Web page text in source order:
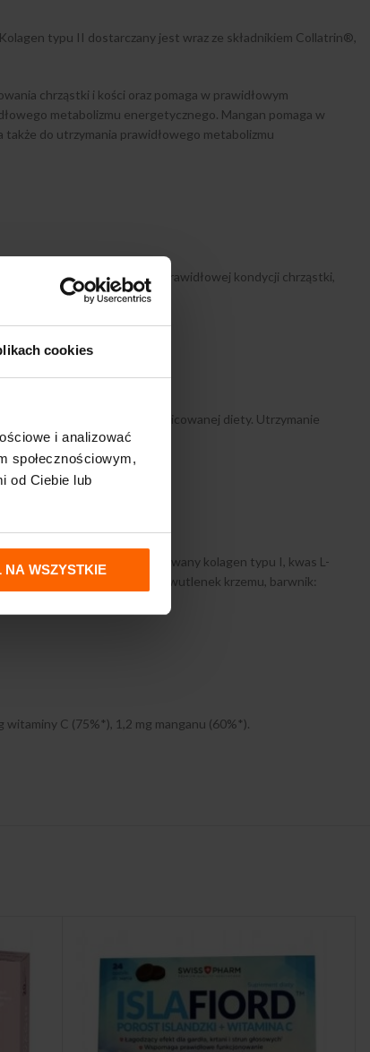
cookies
i analizować
społecznościowym,
od Ciebie lub
NA WSZYSTKIE
typu II dostarczany jest wraz ze składnikiem Collatrin®,
chrząstki i kości oraz pomaga w prawidłowym
metabolizmu energetycznego. Mangan pomaga w
także do utrzymania prawidłowego metabolizmu
dbającym o utrzymanie prawidłowej kondycji chrząstki,
substytut (zamiennik) zróżnicowanej diety. Utrzymanie
(składnik otoczki), hydrolizowany kolagen typu I, kwas L-
przeciwzbrylająca: dwutlenek krzemu, barwnik:
C (75%*), 1,2 mg manganu (60%*).